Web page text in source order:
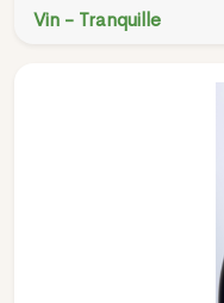
Vin - Tranquille